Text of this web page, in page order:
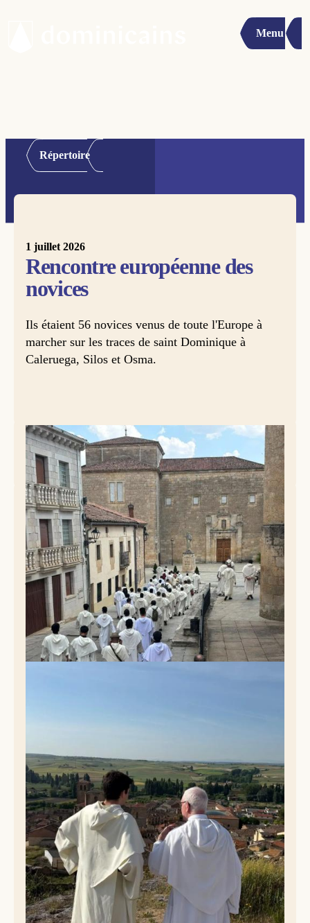
Menu
Répertoire
1 juillet 2026
Rencontre européenne des
novices
Ils étaient 56 novices venus de toute l'Europe à
marcher sur les traces de saint Dominique à
Caleruega, Silos et Osma.
© op.org
Un programme intense alternant visites des lieux, des
présentations sur différents aspects de la vie dominicaine
telles que l'étude, la fraternité, les célébrations et la prière.
Frère Vivian notamment, les a encouragés à mener une vie
consacrée à l'étude, car celle-ci est au cœur de l'Ordre, mais
jamais pour elle-même, toujours pour le bien et le bénéfice
des âmes.
Une semaine précieuse pour ces jeunes qui espèrent
pouvoir devenir de vrais "Prêcheurs" pour tous.